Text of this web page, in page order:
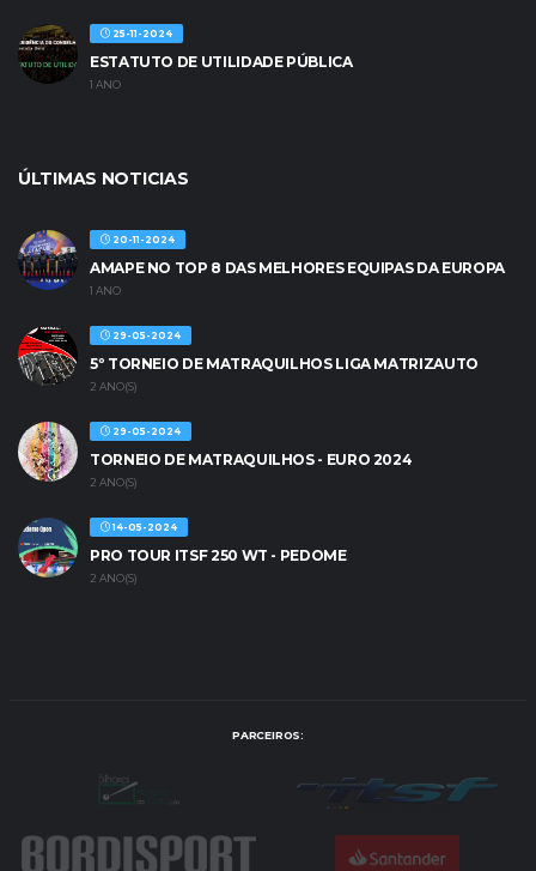
25-11-2024
ESTATUTO DE UTILIDADE PÚBLICA
1 ANO
ÚLTIMAS NOTICIAS
20-11-2024
AMAPE NO TOP 8 DAS MELHORES EQUIPAS DA EUROPA
1 ANO
29-05-2024
5º TORNEIO DE MATRAQUILHOS LIGA MATRIZAUTO
2 ANO(S)
29-05-2024
TORNEIO DE MATRAQUILHOS - EURO 2024
2 ANO(S)
14-05-2024
PRO TOUR ITSF 250 WT - PEDOME
2 ANO(S)
PARCEIROS: